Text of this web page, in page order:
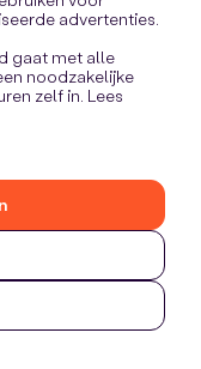
advertenties.
gaat met alle
noodzakelijke
zelf in. Lees